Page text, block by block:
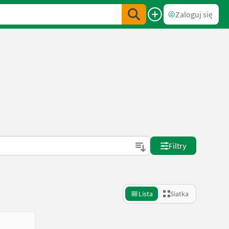
Zaloguj się
Filtry
Lista Siatka